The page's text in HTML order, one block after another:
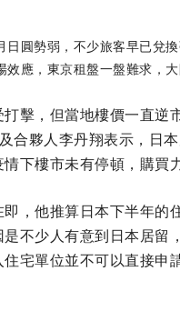
日圓勢弱，不少旅客早已兌
應，東京租盤一盤難求，
擊，但當地樓價一直
合夥人李丹翔表示，日
下樓市未有停頓，購買
，他推算日本下半年
不少人有意到日本居
住宅單位並不可以直接